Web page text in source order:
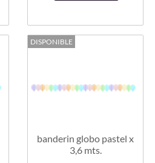
DISPONIBLE
banderin globo pastel x
3,6 mts.